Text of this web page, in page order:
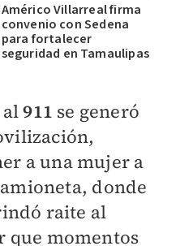
Américo Villarreal firma
convenio con Sedena
para fortalecer
seguridad en Tamaulipas
al911 se generó
a una mujer a
donde
raite al
que momentos